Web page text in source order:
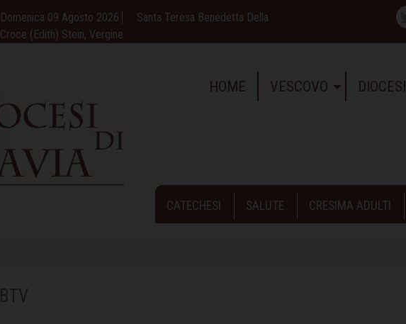
Domenica 09 Agosto 2026
Santa Teresa Benedetta Della
Croce (Edith) Stein, Vergine
HOME VESCOVO DIOCESI
CATECHESI SALUTE CRESIMA ADULTI